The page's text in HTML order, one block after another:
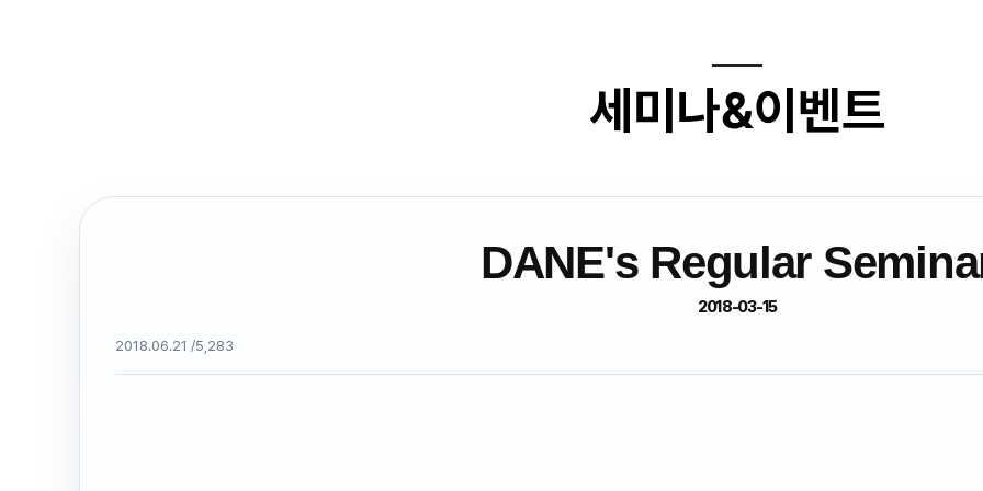
세미나&이벤트
DANE's Regular
2018-03-15
2018.06.21 /5,283